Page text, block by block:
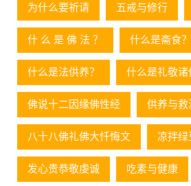
为什么要祈请 五戒与修行
什 么 是 佛 法 ？ 什么是斋食？
什么是法供养？ 什么是礼敬诸
佛说十二因缘佛性经 供养与救
八十八佛礼佛大忏悔文 凉拌绿
发心贵恭敬虔诚 吃素与健康